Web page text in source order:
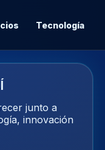
Tecnología
junto a
innovación